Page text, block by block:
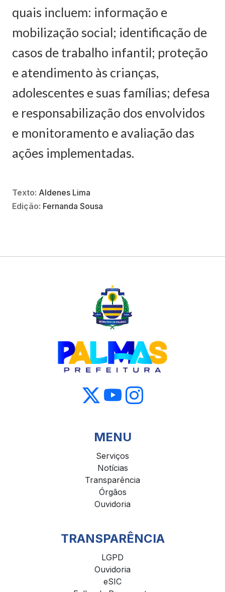
quais incluem: informação e
mobilização social; identificação de
casos de trabalho infantil; proteção
e atendimento às crianças,
adolescentes e suas famílias; defesa
e responsabilização dos envolvidos
e monitoramento e avaliação das
ações implementadas.
Texto: Aldenes Lima
Edição: Fernanda Sousa
MENU
Serviços
Notícias
Transparência
Órgãos
Ouvidoria
TRANSPARÊNCIA
LGPD
Ouvidoria
eSIC